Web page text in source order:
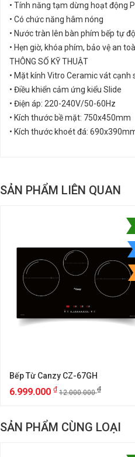
• Tính năng tạm dừng hoạt động
• Có chức năng hâm nóng
• Nước tràn lên bàn phím bếp tự
• Hẹn giờ, khóa phím, bảo vệ an
THÔNG SỐ KỸ THUẬT
• Mặt kính Vitro Ceramic vát cạnh
• Điều khiển cảm ứng kiểu Slide
• Điện áp: 220-240V/50-60Hz
• Kích thước bề mặt: 750x450mm
• Kích thước khoét đá:
SẢN PHẨM LIÊN QUAN
Bếp Từ Canzy CZ-67GH
6.999.000 ₫ 12.000.000₫
SẢN PHẨM CÙNG LOẠI